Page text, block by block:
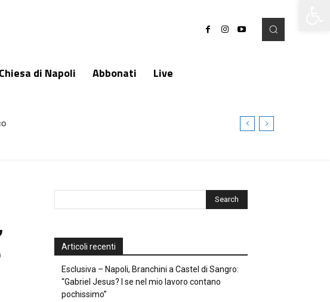
Chiesa di Napoli Abbonati
Live
Articoli recenti
Esclusiva – Napoli, Branchini a Castel di Sangro:
“Gabriel Jesus? I se nel mio lavoro contano
pochissimo”